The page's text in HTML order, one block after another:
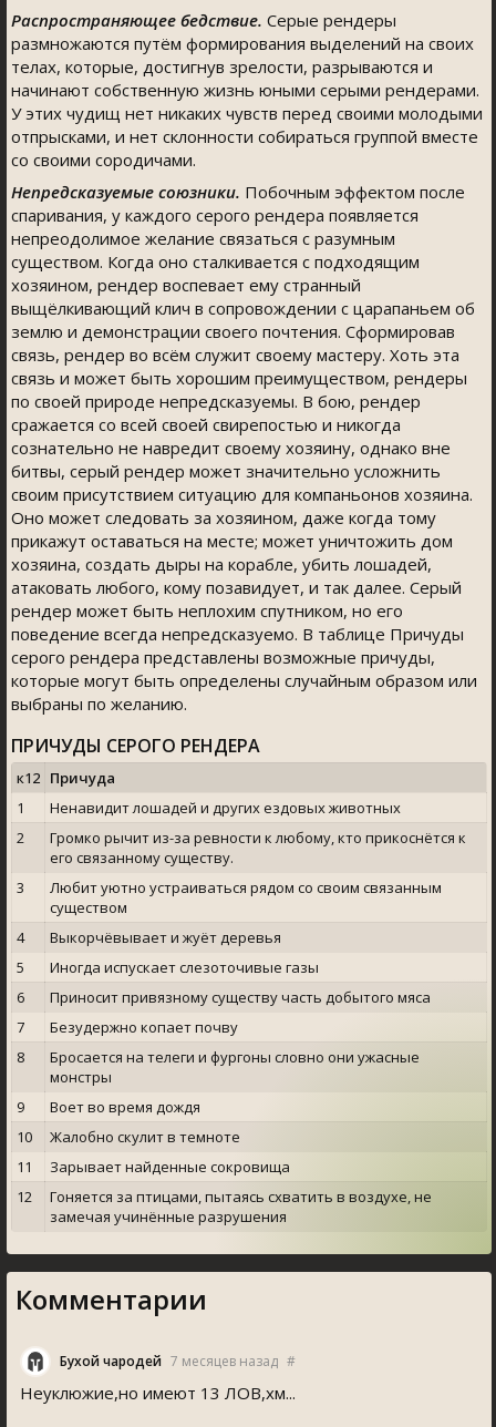
Распространяющее бедствие. Серые рендеры
размножаются путём формирования выделений на своих
телах, которые, достигнув зрелости, разрываются и
начинают собственную жизнь юными серыми рендерами.
У этих чудищ нет никаких чувств перед своими молодыми
отпрысками, и нет склонности собираться группой вместе
со своими сородичами.
Непредсказуемые союзники. Побочным эффектом после
спаривания, у каждого серого рендера появляется
непреодолимое желание связаться с разумным
существом. Когда оно сталкивается с подходящим
хозяином, рендер воспевает ему странный
выщёлкивающий клич в сопровождении с царапаньем об
землю и демонстрации своего почтения. Сформировав
связь, рендер во всём служит своему мастеру. Хоть эта
связь и может быть хорошим преимуществом, рендеры
по своей природе непредсказуемы. В бою, рендер
сражается со всей своей свирепостью и никогда
сознательно не навредит своему хозяину, однако вне
битвы, серый рендер может значительно усложнить
своим присутствием ситуацию для компаньонов хозяина.
Оно может следовать за хозяином, даже когда тому
прикажут оставаться на месте; может уничтожить дом
хозяина, создать дыры на корабле, убить лошадей,
атаковать любого, кому позавидует, и так далее. Серый
рендер может быть неплохим спутником, но его
поведение всегда непредсказуемо. В таблице Причуды
серого рендера представлены возможные причуды,
которые могут быть определены случайным образом или
выбраны по желанию.
ПРИЧУДЫ СЕРОГО РЕНДЕРА
к12 Причуда
1
Ненавидит лошадей и других ездовых животных
2
Громко рычит из-за ревности к любому, кто прикоснётся к
его связанному существу.
3
Любит уютно устраиваться рядом со своим связанным
существом
4
Выкорчёвывает и жуёт деревья
5
Иногда испускает слезоточивые газы
6
Приносит привязному существу часть добытого мяса
7
Безудержно копает почву
8
Бросается на телеги и фургоны словно они ужасные
монстры
9
Воет во время дождя
10
Жалобно скулит в темноте
11
Зарывает найденные сокровища
12
Гоняется за птицами, пытаясь схватить в воздухе, не
замечая учинённые разрушения
Комментарии
Бухой чародей 7 месяцев назад #
Неуклюжие,но имеют 13 ЛОВ,хм...